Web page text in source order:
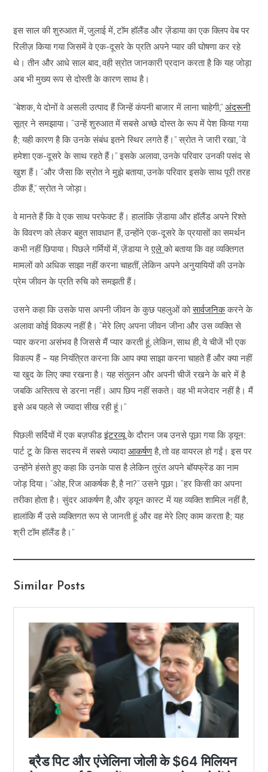
इस साल की शुरुआत में, जुलाई में, टॉम हॉलैंड और ज़ेंडाया का एक क्लिप वेब पर
रिलीज़ किया गया जिसमें वे एक-दूसरे के प्रति अपने प्यार की घोषणा कर रहे
थे। तीन और आधे साल बाद, वही स्रोत जानकारी प्रदान करता है कि यह जोड़ा
अब भी मुख्य रूप से दोस्ती के कारण साथ है।
“बेशक, ये दोनों वे असली उत्पाद हैं जिन्हें कंपनी बाजार में लाना चाहेगी,”अंदरूनी
सूत्र ने समझाया। “उन्हें शुरुआत में सबसे अच्छे दोस्त के रूप में पेश किया गया
है; यही कारण है कि उनके संबंध इतने स्थिर लगते हैं।” स्रोत ने जारी रखा, “वे
हमेशा एक-दूसरे के साथ रहते हैं।” इसके अलावा, उनके परिवार उनकी पसंद से
खुश हैं। “और जैसा कि स्रोत ने मुझे बताया, उनके परिवार इसके साथ पूरी तरह
ठीक हैं,” स्रोत ने जोड़ा।
वे मानते हैं कि वे एक साथ परफेक्ट हैं। हालांकि ज़ेंडाया और हॉलैंड अपने रिश्ते
के विवरण को लेकर बहुत सावधान हैं, उन्होंने एक-दूसरे के प्रयासों का समर्थन
कभी नहीं छिपाया। पिछले गर्मियों में, ज़ेंडाया नेएलेको बताया कि वह व्यक्तिगत
मामलों को अधिक साझा नहीं करना चाहतीं, लेकिन अपने अनुयायियों की उनके
प्रेम जीवन के प्रति रुचि को समझती हैं।
उसने कहा कि उसके पास अपनी जीवन के कुछ पहलुओं कोसार्वजनिककरने के
अलावा कोई विकल्प नहीं है। “मेरे लिए अपना जीवन जीना और उस व्यक्ति से
प्यार करना असंभव है जिससे मैं प्यार करती हूं, लेकिन, साथ ही, ये चीजें भी एक
विकल्प हैं – यह नियंत्रित करना कि आप क्या साझा करना चाहते हैं और क्या नहीं
या खुद के लिए क्या रखना है। यह संतुलन और अपनी चीजें रखने के बारे में है
जबकि अस्तित्व से डरना नहीं। आप छिप नहीं सकते। वह भी मजेदार नहीं है। मैं
इसे अब पहले से ज्यादा सीख रही हूं।”
पिछली सर्दियों में एक बज़फीडइंटरव्यूके दौरान जब उनसे पूछा गया कि ड्यून:
पार्ट टू के किस सदस्य में सबसे ज्यादाआकर्षणहै, तो वह वायरल हो गईं। इस पर
उन्होंने हंसते हुए कहा कि उनके पास है लेकिन तुरंत अपने बॉयफ्रेंड का नाम
जोड़ दिया। “ओह, रिज आकर्षक है, है ना?” उसने पूछा। “हर किसी का अपना
तरीका होता है। सुंदर आकर्षण है, और ड्यून कास्ट में यह व्यक्ति शामिल नहीं है,
हालांकि मैं उसे व्यक्तिगत रूप से जानती हूं और वह मेरे लिए काम करता है; यह
श्री टॉम हॉलैंड है।”
Similar Posts